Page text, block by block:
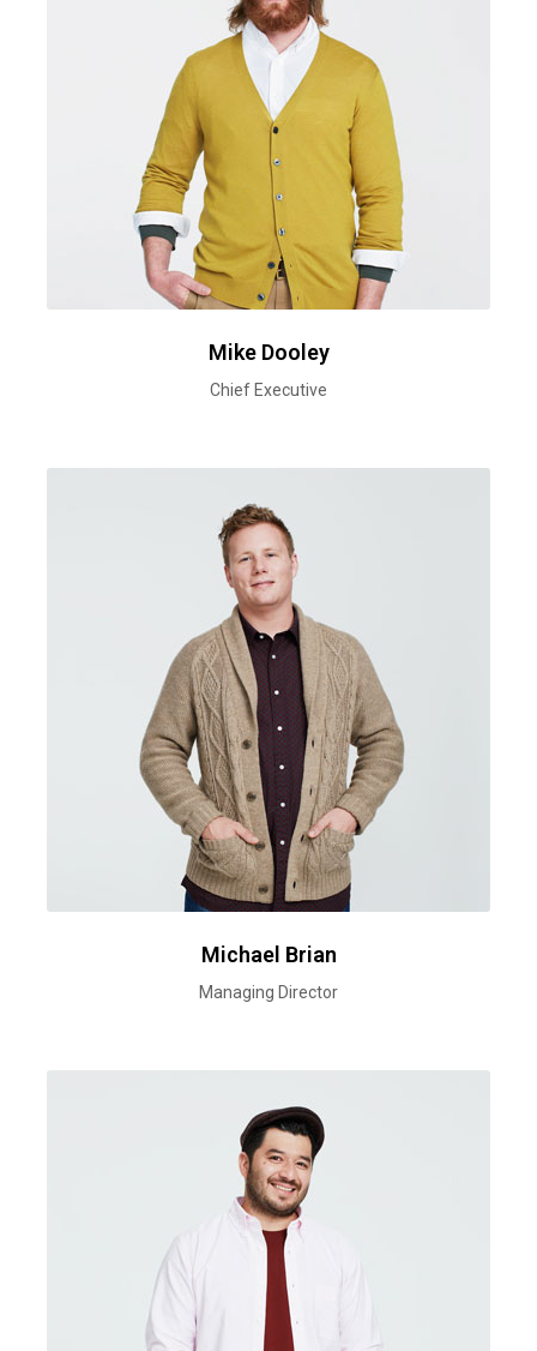
Mike Dooley
Chief Executive
Michael Brian
Managing Director